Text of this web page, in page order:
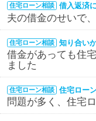
住宅ローン相談 借入返済
夫の借金のせいで
住宅ローン相談 知り合い
借金があっても住
ました
住宅ローン相談 住宅ロー
問題が多く、住宅